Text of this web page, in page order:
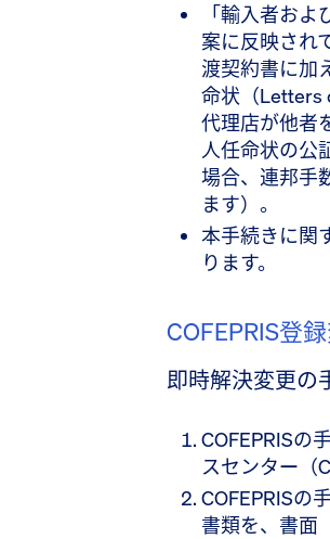
「輸入者お
案に反映され
渡契約書に加
命状（Letters
代理店が他者
人任命状の公
場合、連邦手
ます）。
本手続きに関
ります。
COFEPRIS登
即時解決変更の
COFEPRISの
スセンター（
COFEPRISの
書類を、書面